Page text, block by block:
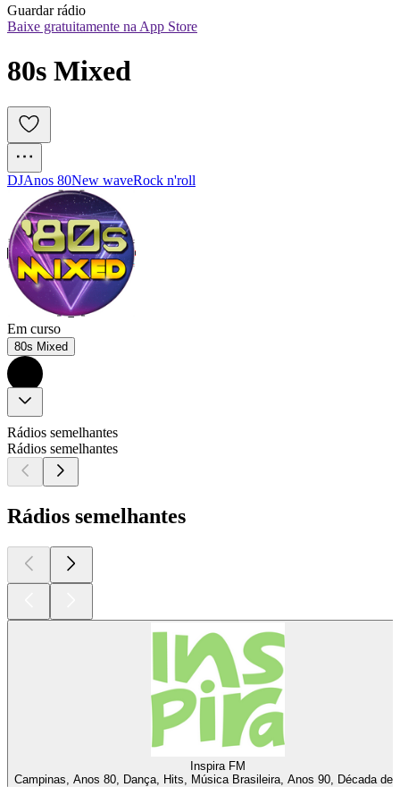
Guardar rádio
Baixe gratuitamente na App Store
80s Mixed
DJAnos 80New waveRock n'roll
Em curso
80s Mixed
Rádios semelhantes
Rádios semelhantes
Rádios semelhantes
Inspira FM
Campinas, Anos 80, Dança, Hits, Música Brasileira, Anos 90, Década de